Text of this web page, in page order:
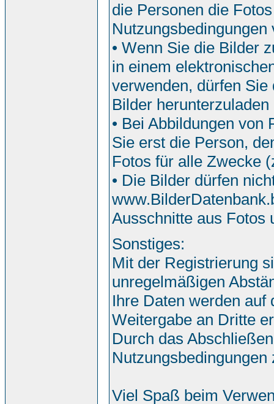
die Personen die
• Wenn Sie die Bilder
in einem
verwenden, dürfen
Bilder
• Bei Abbildungen von
Sie erst die Person,
Fotos für alle Zwecke
• Die Bilder dürfen
Ausschnitte aus Fotos
Sonstiges:
Mit der Registrierung
unregelmäßigen
Ihre Daten werden
Weitergabe an Dritte
Durch das
Nutzungsbedingungen
Viel Spaß beim